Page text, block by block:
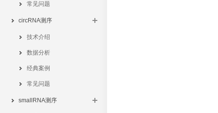
常见问题
circRNA测序
技术介绍
数据分析
经典案例
常见问题
smallRNA测序